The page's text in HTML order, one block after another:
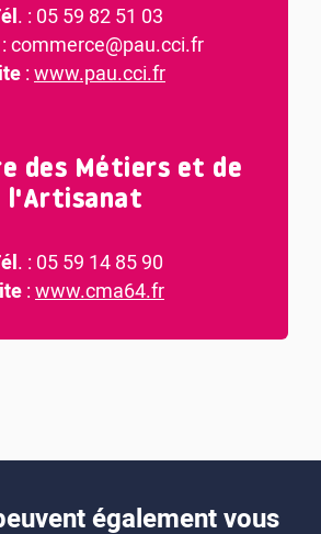
. : 05 59 82 51 03
: commerce@pau.cci.fr
:www.pau.cci.fr
des Métiers et de
l'Artisanat
. : 05 59 14 85 90
:www.cma64.fr
également vous